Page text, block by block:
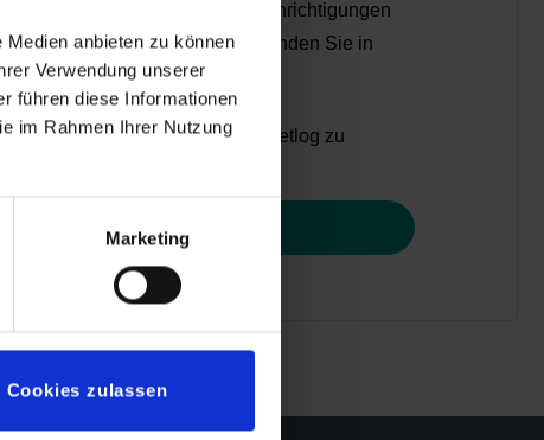
anbieten zu können
Verwendung unserer
führen diese Informationen
im Rahmen Ihrer Nutzung
Marketing
Cookies zulassen
Sie können diese Benachrichtigungen
zu unserem Datenschutz finden Sie in
Benachrichtigungen von Setlog zu